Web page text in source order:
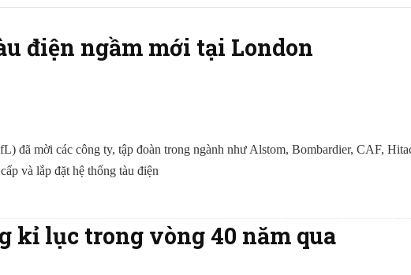
điện ngầm mới tại London
đã mời các công ty, tập đoàn trong ngành như Alstom, Bombardier, CAF,
và lắp đặt hệ thống tàu điện
kỉ lục trong vòng 40 năm qua